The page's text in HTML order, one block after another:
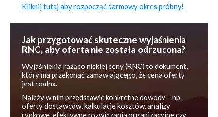
RNC, aby oferta nie została odrzucona?
Wyjaśnienia rażąco niskiej ceny (RNC) to dokument,
który ma przekonać zamawiającego, że cena oferty
jest realna.
Należy w nim przedstawić konkretne dowody – np.
oferty dostawców, kalkulacje kosztów, analizy
rynkowe, efektywne rozwiązania organizacyjne czy
posiadane zasoby.